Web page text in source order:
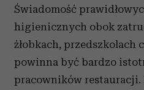
Świadomość
higienicznych obok
żłobkach, przedszkolach
powinna być bardzo
pracowników